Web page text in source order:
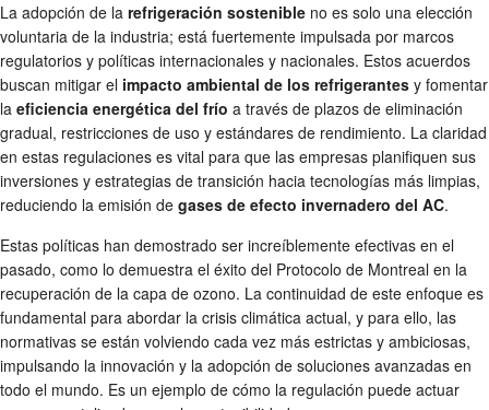
La adopción de la refrigeración sostenible no es solo una elección
voluntaria de la industria; está fuertemente impulsada por marcos
regulatorios y políticas internacionales y nacionales. Estos acuerdos
buscan mitigar el impacto ambiental de los refrigerantes y fomentar
la eficiencia energética del frío a través de plazos de eliminación
gradual, restricciones de uso y estándares de rendimiento. La claridad
en estas regulaciones es vital para que las empresas planifiquen sus
inversiones y estrategias de transición hacia tecnologías más limpias,
reduciendo la emisión de gases de efecto invernadero del AC.
Estas políticas han demostrado ser increíblemente efectivas en el
pasado, como lo demuestra el éxito del Protocolo de Montreal en la
recuperación de la capa de ozono. La continuidad de este enfoque es
fundamental para abordar la crisis climática actual, y para ello, las
normativas se están volviendo cada vez más estrictas y ambiciosas,
impulsando la innovación y la adopción de soluciones avanzadas en
todo el mundo. Es un ejemplo de cómo la regulación puede actuar